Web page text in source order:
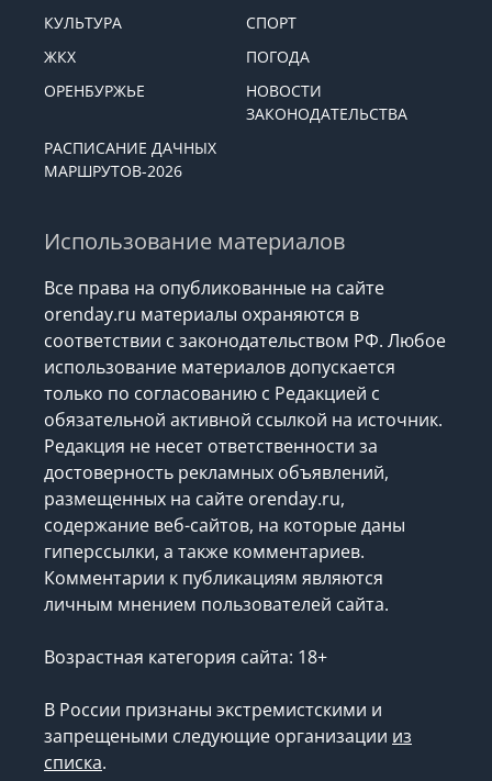
КУЛЬТУРА
СПОРТ
ЖКХ
ПОГОДА
ОРЕНБУРЖЬЕ
НОВОСТИ
ЗАКОНОДАТЕЛЬСТВА
РАСПИСАНИЕ ДАЧНЫХ
МАРШРУТОВ-2026
Использование материалов
Все права на опубликованные на сайте
orenday.ru материалы охраняются в
соответствии с законодательством РФ. Любое
использование материалов допускается
только по согласованию с Редакцией с
обязательной активной ссылкой на источник.
Редакция не несет ответственности за
достоверность рекламных объявлений,
размещенных на сайте orenday.ru,
содержание веб-сайтов, на которые даны
гиперссылки, а также комментариев.
Комментарии к публикациям являются
личным мнением пользователей сайта.
Возрастная категория сайта: 18+
В России признаны экстремистскими и
запрещеными следующие организации из
списка.